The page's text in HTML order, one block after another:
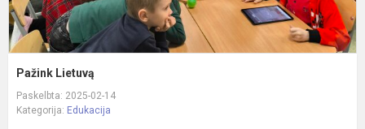
Pažink Lietuvą
Paskelbta: 2025-02-14
Kategorija: Edukacija